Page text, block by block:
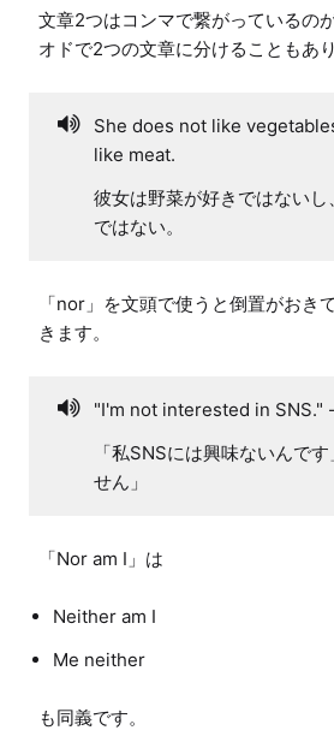
文章2つはコンマで繋がっているの
オドで2つの文章に分けることもあり
She does not like
like meat.
彼女は野菜が好きではないし
ではない。
「nor」を文頭で使うと倒置がおき
きます。
"I'm not interested in SNS."
「私SNSには興味ないんで
せん」
Neither am I
Me neither